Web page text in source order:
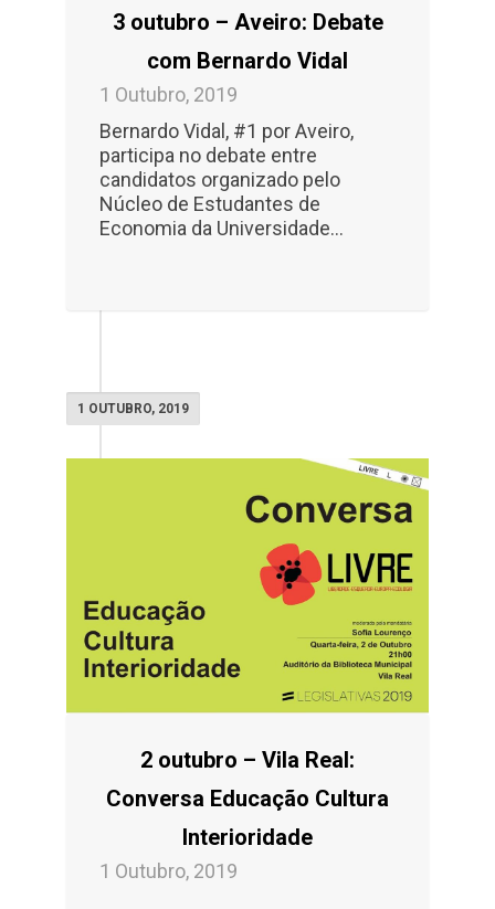
3 outubro – Aveiro: Debate
com Bernardo Vidal
1 Outubro, 2019
Bernardo Vidal, #1 por Aveiro,
participa no debate entre
candidatos organizado pelo
Núcleo de Estudantes de
Economia da Universidade...
1 OUTUBRO, 2019
2 outubro – Vila Real:
Conversa Educação Cultura
Interioridade
1 Outubro, 2019